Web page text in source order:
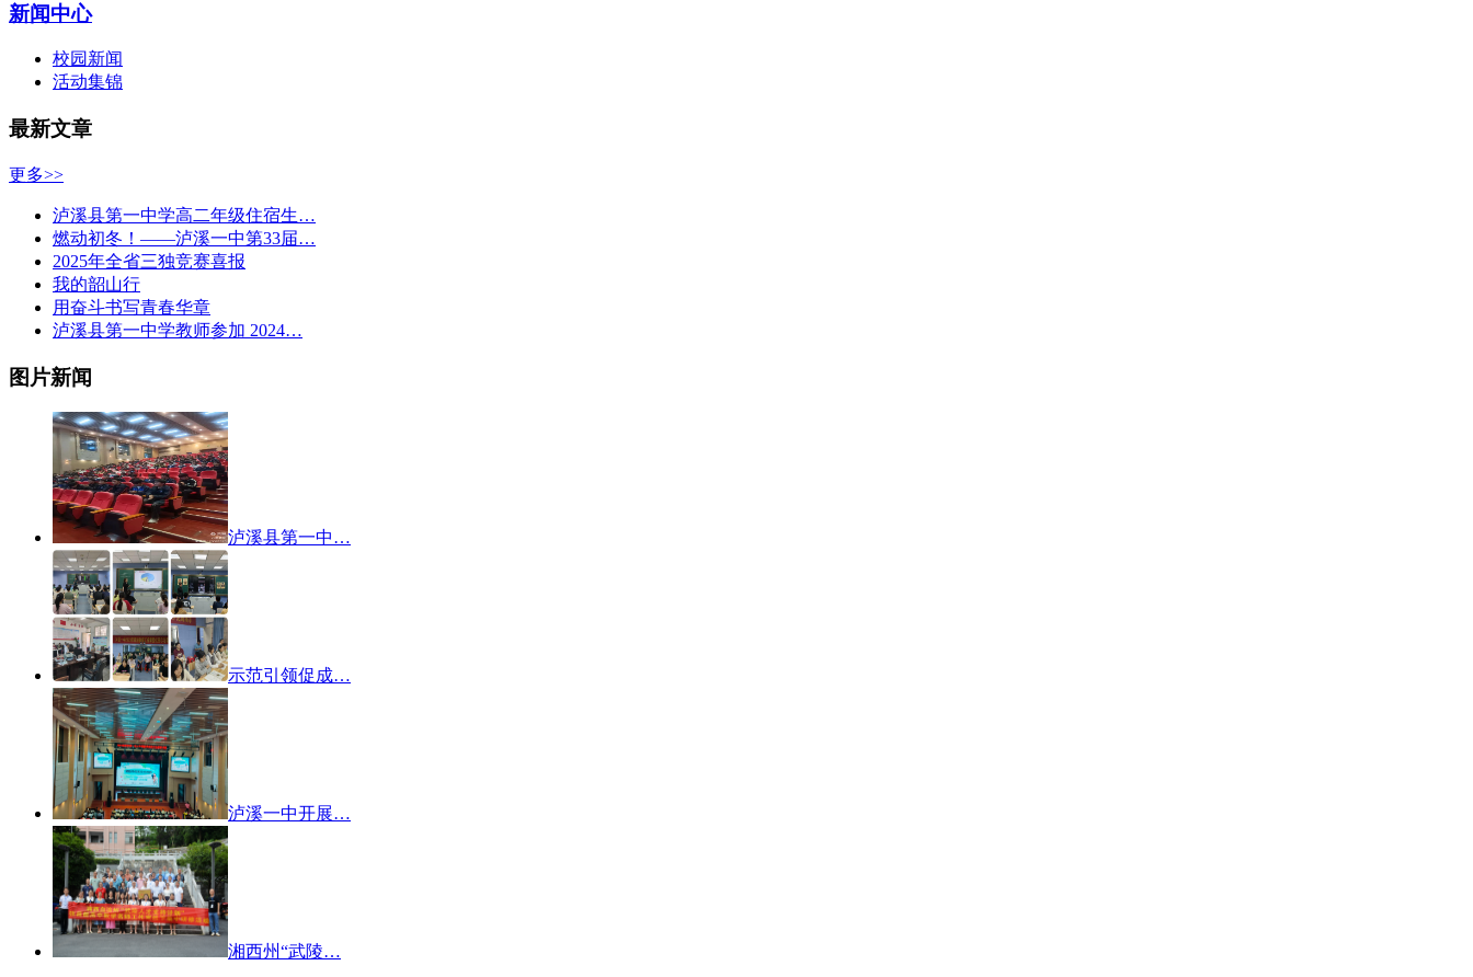
新闻中心
校园新闻
活动集锦
最新文章
更多>>
泸溪县第一中学高二年级住宿生…
燃动初冬！——泸溪一中第33届…
2025年全省三独竞赛喜报
我的韶山行
用奋斗书写青春华章
泸溪县第一中学教师参加 2024…
图片新闻
泸溪县第一中…
示范引领促成…
泸溪一中开展…
湘西州“武陵…